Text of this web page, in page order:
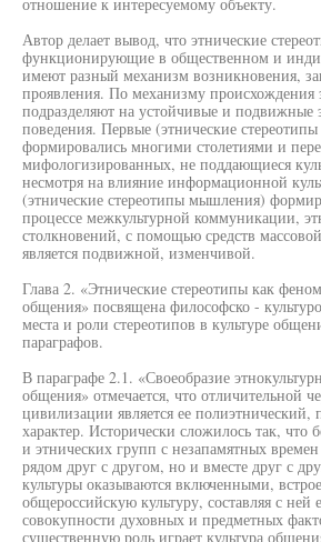
Автор делает вывод, что этнические
функционирующие в общественном и
имеют разный механизм возникновения,
проявления. По механизму происхождения
подразделяют на устойчивые и подвижные
поведения. Первые (этнические
формировались многими столетиями и
мифологизированных, не поддающиеся
несмотря на влияние информационной
(этнические стереотипы мышления)
процессе межкультурной коммуникации,
столкновений, с помощью средств
является подвижной, изменчивой.
Глава 2. «Этнические стереотипы как
общения» посвящена философско -
места и роли стереотипов в культуре
параграфов.
В параграфе 2.1. «Своеобразие
общения» отмечается, что отличительной
цивилизации является ее полиэтнический,
характер. Исторически сложилось так, что
и этнических групп с незапамятных
рядом друг с другом, но и вместе друг с
культуры оказываются включенными,
общероссийскую культуру, составляя с ней
совокупности духовных и предметных
существенную роль играет культура